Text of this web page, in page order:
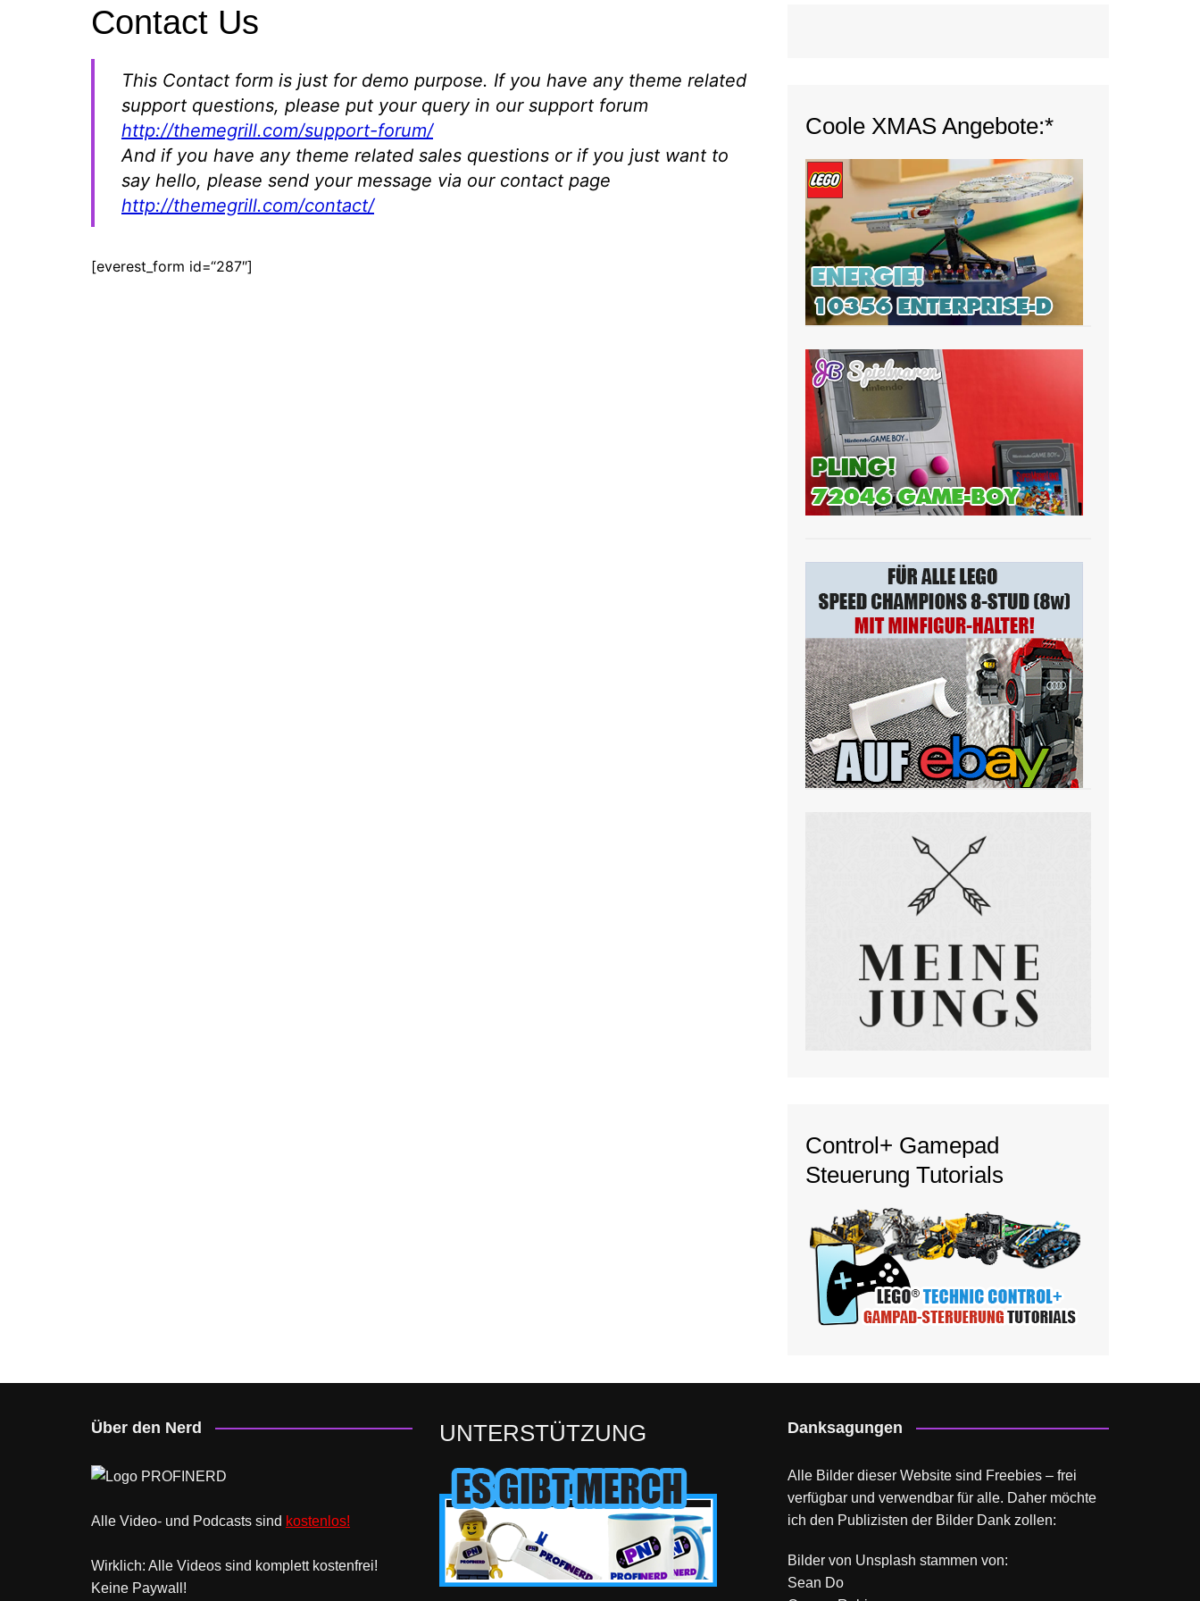
Tutorials
NerdStuff
Speedbuild
GAMEzeit
Muss das Sein
Retroecke
Contact Us
This Contact form is just for demo purpose. If you have any theme related
support questions, please put your query in our support forum
http://themegrill.com/support-forum/
And if you have any theme related sales questions or if you just want to
say hello, please send your message via our contact page
http://themegrill.com/contact/
[everest_form id=“287″]
Coole XMAS Angebote:*
Control+ Gamepad
Steuerung Tutorials
Über den Nerd
Alle Video- und Podcasts sind kostenlos!
Wirklich: Alle Videos sind komplett kostenfrei!
Keine Paywall!
UNTERSTÜTZUNG Danksagungen
Alle Bilder dieser Website sind Freebies – frei
verfügbar und verwendbar für alle. Daher möchte
ich den Publizisten der Bilder Dank zollen:
Bilder von Unsplash stammen von:
Sean Do